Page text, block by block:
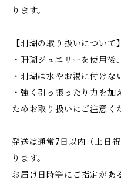
ります。
【珊瑚の取り扱いについて】
・珊瑚ジュエリーを使用後
・珊瑚は水やお湯に付けな
・強く引っ張ったり力を
ためお取り扱いにご注意く
発送は通常7日以内（土日
ります。
お届け日時等にご指定があ